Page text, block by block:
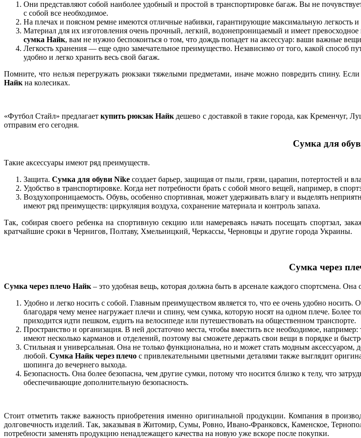
Они представляют собой наиболее удобный и простой в транспортировке багаж. Вы не
с собой все необходимое.
На плечах и поясном ремне имеются отличные набивки, гарантирующие максимальную легкость и
Материал для их изготовления очень прочный, легкий, водонепроницаемый и имеет
сумка Найк, вам не нужно беспокоиться о том, что дождь попадет на аксессуар: ваши важные
Легкость хранения — еще одно замечательное преимущество. Независимо от того, какой способ
удобно и легко хранить весь свой багаж.
Помните, что нельзя перегружать рюкзаки тяжелыми предметами, иначе можно повредить спину.
Найк на колесиках.
«Футбол Стайл» предлагает купить рюкзак Найк дешево с доставкой в такие города, как Кременчуг,
отправим его сегодня.
Сумка для
Такие аксессуары имеют ряд преимуществ.
Защита. Сумка для обуви Nike создает барьер, защищая от пыли, грязи, царапин, потертостей и
Удобство в транспортировке. Когда нет потребности брать с собой много вещей, например, в
Воздухопроницаемость. Обувь, особенно спортивная, может удерживать влагу и выделять
имеют ряд преимуществ: циркуляция воздуха, сохранение материала и контроль запаха.
Так, собирая своего ребенка на спортивную секцию или намереваясь начать посещать спортзал,
кратчайшие сроки в Чернигов, Полтаву, Хмельницкий, Черкассы, Черновцы и другие города Украины.
Сумка через
Сумка через плечо Найк – это удобная вещь, которая должна быть в арсенале каждого спортсмена.
Удобно и легко носить с собой. Главным преимуществом является то, что ее очень удобно
благодаря чему менее нагружает плечи и спину, чем сумка, которую носят на одном плече. Более
приходится идти пешком, ездить на велосипеде или путешествовать на общественном транспорте.
Пространство и организация. В ней достаточно места, чтобы вместить все необходимое,
имеют несколько карманов и отделений, поэтому вы сможете держать свои вещи в порядке и
Стильная и универсальная. Она не только функциональна, но и может стать модным
любой. Сумка Найк через плечо с привлекательными цветными деталями также выглядит
шопинга до вечернего выхода.
Безопасность. Она более безопасна, чем другие сумки, потому что носится близко к телу, что
обеспечивающие дополнительную безопасность.
Стоит отметить также важность приобретения именно оригинальной продукции. Компания в
долговечность изделий. Так, заказывая в Житомир, Сумы, Ровно, Ивано-Франковск, Каменское,
потребности заменять продукцию ненадлежащего качества на новую уже вскоре после покупки.